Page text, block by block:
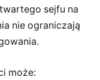
sejfu na
nie ograniczają
może: